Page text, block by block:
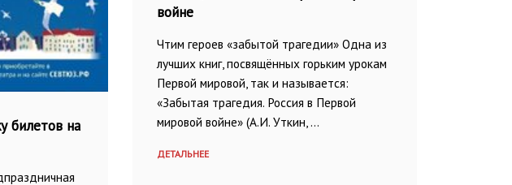
билетов на
войне
Чтим героев «забытой трагедии» Одна из
лучших книг, посвящённых горьким урокам
Первой мировой, так и называется:
«Забытая трагедия. Россия в Первой
мировой войне» (А.И. Уткин, …
ДЕТАЛЬНЕЕ